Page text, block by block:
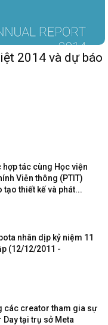
2014 và dự báo
tác cùng Học viện
Viễn thông (PTIT)
thiết kế và phát...
nhân dịp kỷ niệm 11
(12/12/2011 -
các creator tham gia sự
Day tại trụ sở Meta